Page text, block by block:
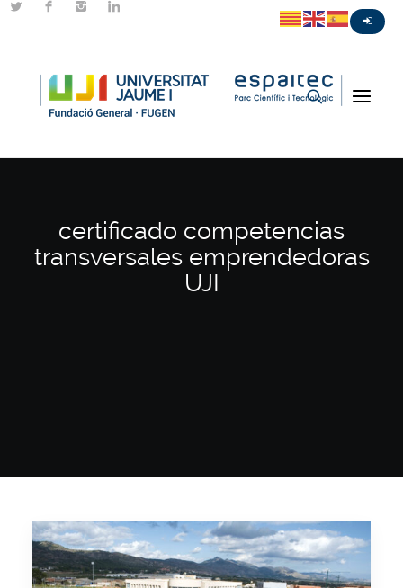
certificado competencias
transversales emprendedoras
UJI